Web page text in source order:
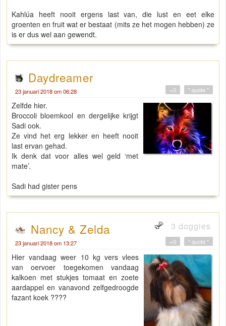
Kahlúa heeft nooit ergens last van, die lust en eet elke
groenten en fruit wat er bestaat (mits ze het mogen hebben) ze
is er dus wel aan gewendt.
Daydreamer
23 januari 2018 om 06:28 " quote "
+0
Zelfde hier.
Broccoli bloemkool en dergelijke krijgt
Sadi ook.
Ze vind het erg lekker en heeft nooit
last ervan gehad.
Ik denk dat voor alles wel geld ‘met
mate’.
Sadi had gister pens
Nancy & Zelda 3 doggies
23 januari 2018 om 13:27 " quote "
+0
Hier vandaag weer 10 kg vers vlees
van oervoer toegekomen vandaag
kalkoen met stukjes tomaat en zoete
aardappel en vanavond zelfgedroogde
fazant koek ????